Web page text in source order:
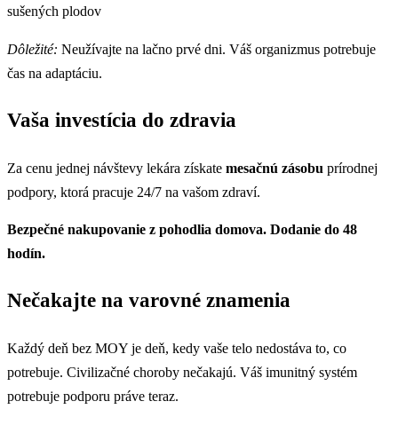
sušených plodov
Dôležité: Neužívajte na lačno prvé dni. Váš organizmus potrebuje
čas na adaptáciu.
Vaša investícia do zdravia
Za cenu jednej návštevy lekára získate mesačnú zásobu prírodnej
podpory, ktorá pracuje 24/7 na vašom zdraví.
Bezpečné nakupovanie z pohodlia domova. Dodanie do 48
hodín.
Nečakajte na varovné znamenia
Každý deň bez MOY je deň, kedy vaše telo nedostáva to, co
potrebuje. Civilizačné choroby nečakajú. Váš imunitný systém
potrebuje podporu práve teraz.